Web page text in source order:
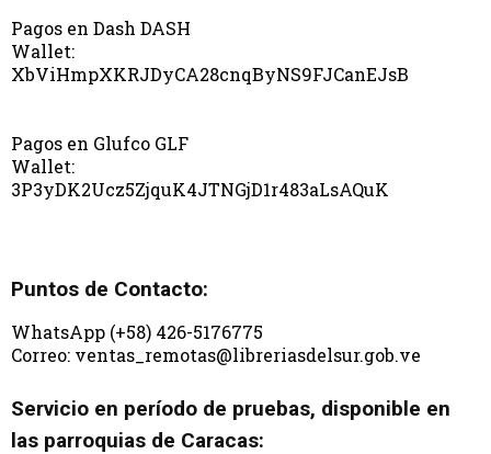
Pagos en Dash DASH
Wallet:
XbViHmpXKRJDyCA28cnqByNS9FJCanEJsB
Pagos en Glufco GLF
Wallet:
3P3yDK2Ucz5ZjquK4JTNGjD1r483aLsAQuK
Puntos de Contacto:
WhatsApp (+58) 426-5176775
Correo: ventas_remotas@libreriasdelsur.gob.ve
Servicio en período de pruebas, disponible en
las parroquias de Caracas: